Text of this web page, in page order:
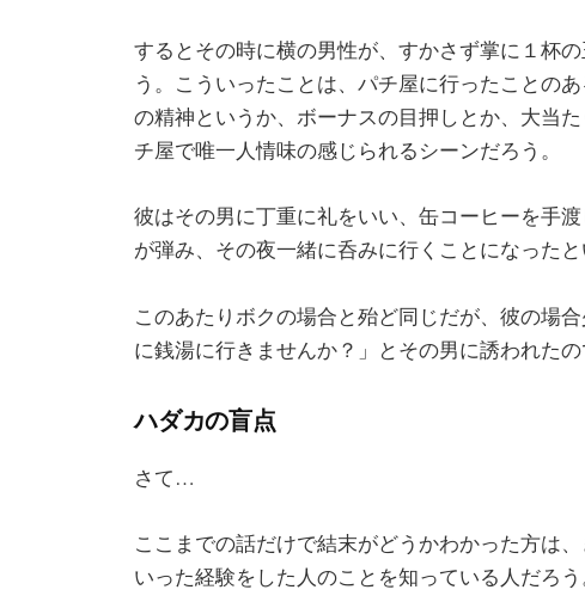
するとその時に横の男性が、すかさず掌に１杯
う。こういったことは、パチ屋に行ったことの
の精神というか、ボーナスの目押しとか、大当
チ屋で唯一人情味の感じられるシーンだろう。
彼はその男に丁重に礼をいい、缶コーヒーを手
が弾み、その夜一緒に呑みに行くことになったと
このあたりボクの場合と殆ど同じだが、彼の場
に銭湯に行きませんか？」とその男に誘われた
ハダカの盲点
さて…
ここまでの話だけで結末がどうかわかった方は
いった経験をした人のことを知っている人だろう